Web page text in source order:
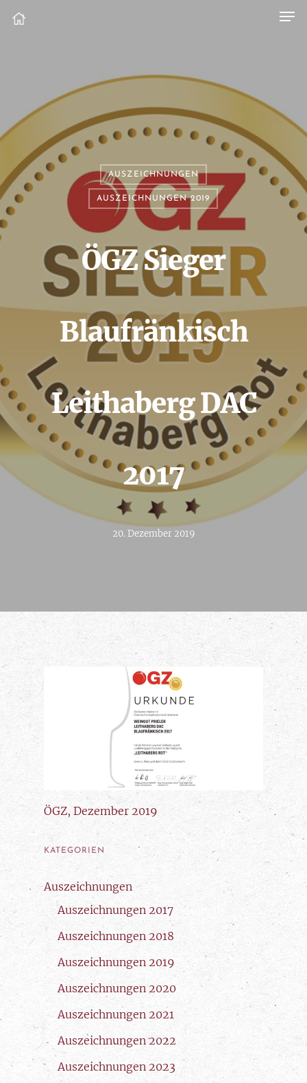
AUSZEICHNUNGEN
AUSZEICHNUNGEN 2019
ÖGZ Sieger
Blaufränkisch
Leithaberg DAC
2017
20. Dezember 2019
ÖGZ, Dezember 2019
KATEGORIEN
Auszeichnungen
Auszeichnungen 2017
Auszeichnungen 2018
Auszeichnungen 2019
Auszeichnungen 2020
Auszeichnungen 2021
Auszeichnungen 2022
Auszeichnungen 2023